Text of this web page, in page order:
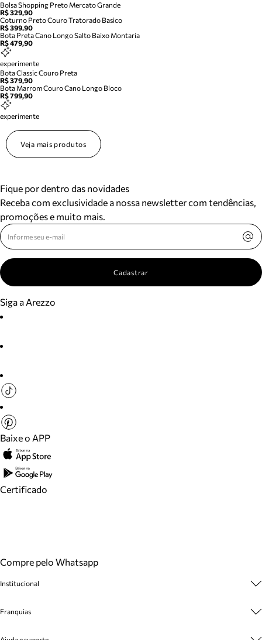
Bolsa Shopping Preto Mercato Grande
R$ 329,90
Coturno Preto Couro Tratorado Basico
R$ 399,90
Bota Preta Cano Longo Salto Baixo Montaria
R$ 479,90
experimente
Bota Classic Couro Preta
R$ 379,90
Bota Marrom Couro Cano Longo Bloco
R$ 799,90
experimente
Veja mais produtos
Fique por dentro das novidades
Receba com exclusividade a nossa newsletter com tendências,
promoções e muito mais.
Cadastrar
Siga a Arezzo
Baixe o APP
Certificado
Compre pelo Whatsapp
Institucional
Cashback
Franquias